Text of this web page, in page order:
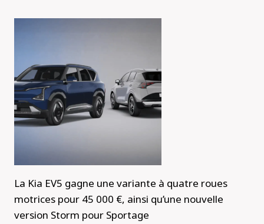
La Kia EV5 gagne une variante à quatre roues
motrices pour 45 000 €, ainsi qu’une nouvelle
version Storm pour Sportage